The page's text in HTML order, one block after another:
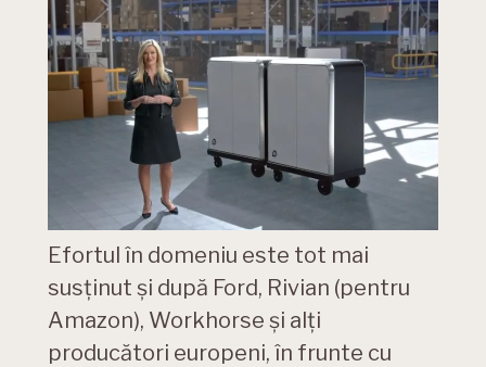
Efortul în domeniu este tot mai
susținut și după Ford, Rivian (pentru
Amazon), Workhorse și alți
producători europeni, în frunte cu